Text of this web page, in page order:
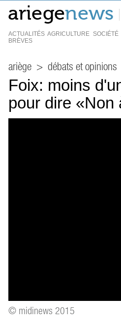
ACTUALITÉS AGRICULTURE SOCIÉTÉ
BRÈVES
ariège > débats et opinions
Foix: moins
pour dire «Non
© midinews 2015